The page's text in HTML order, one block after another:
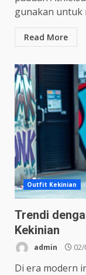
gunakan untuk
Read More
Outfit Kekinian
Trendi
Kekinian
admin
Di era modern